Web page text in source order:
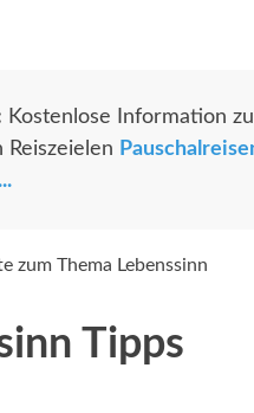
Kostenlose Information
Reiszeielen
zum Thema Lebenssinn
Tipps